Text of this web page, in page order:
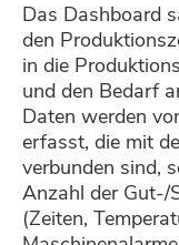
Das Dashboard
den
in die
und den Bedarf
Daten werden
erfasst, die mit
verbunden sind,
Anzahl der Gut-/
(Zeiten,